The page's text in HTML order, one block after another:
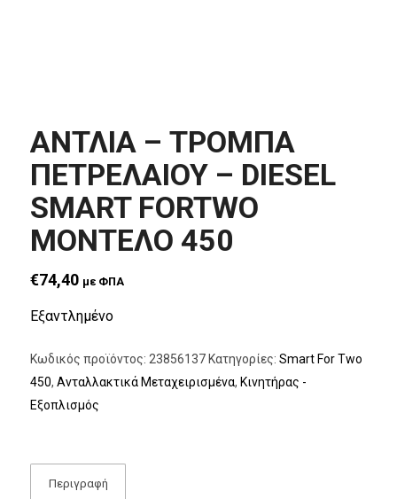
ΑΝΤΛΙΑ – ΤΡΟΜΠΑ
ΠΕΤΡΕΛΑΙΟΥ – DIESEL
SMART FORTWO
ΜΟΝΤΕΛΟ 450
€74,40 με ΦΠΑ
Εξαντλημένο
Κωδικός προϊόντος: 23856137 Κατηγορίες: Smart For Two
450, Ανταλλακτικά Μεταχειρισμένα, Κινητήρας -
Εξοπλισμός
Περιγραφή